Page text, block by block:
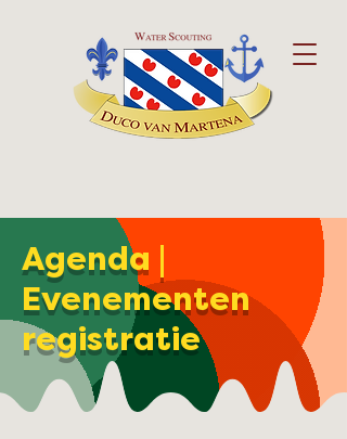
Agenda |
Evenementen
registratie